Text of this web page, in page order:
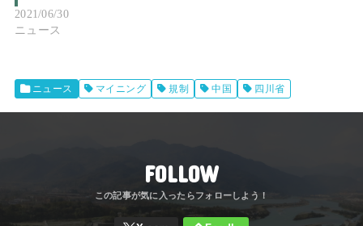
2021/06/30
ニュース
ニュース マイニング 規制 中国 四川省
FOLLOW